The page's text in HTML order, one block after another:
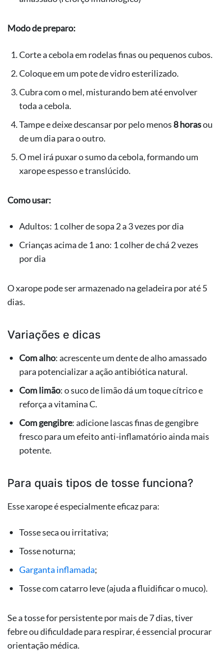
Modo de preparo:
Corte a cebola em rodelas finas ou pequenos cubos.
Coloque em um pote de vidro esterilizado.
Cubra com o mel, misturando bem até envolver
toda a cebola.
Tampe e deixe descansar por pelo menos 8 horasou
de um dia para o outro.
O mel irá puxar o sumo da cebola, formando um
xarope espesso e translúcido.
Como usar:
Adultos: 1 colher de sopa 2 a 3 vezes por dia
Crianças acima de 1 ano: 1 colher de chá 2 vezes
por dia
O xarope pode ser armazenado na geladeira por até 5
dias.
Variações e dicas
Com alho: acrescente um dente de alho amassado
para potencializar a ação antibiótica natural.
Com limão: o suco de limão dá um toque cítrico e
reforça a vitamina C.
Com gengibre: adicione lascas finas de gengibre
fresco para um efeito anti-inflamatório ainda mais
potente.
Para quais tipos de tosse funciona?
Esse xarope é especialmente eficaz para:
Tosse seca ou irritativa;
Tosse noturna;
Garganta inflamada;
Tosse com catarro leve (ajuda a fluidificar o muco).
Se a tosse for persistente por mais de 7 dias, tiver
febre ou dificuldade para respirar, é essencial procurar
orientação médica.